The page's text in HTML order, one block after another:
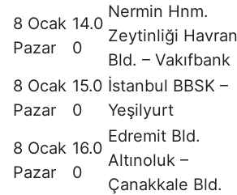
8 Ocak
Pazar
14.0
0
Nermin Hnm.
Zeytinliği Havran
Bld. – Vakıfbank
8 Ocak
Pazar
15.0
0
İstanbul BBSK –
Yeşilyurt
8 Ocak
Pazar
16.0
0
Edremit Bld.
Altınoluk –
Çanakkale Bld.